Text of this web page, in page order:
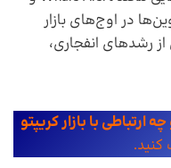
در اوج‌های بازار
رشدهای انفجاری،
با بازار کریپتو
کنید.